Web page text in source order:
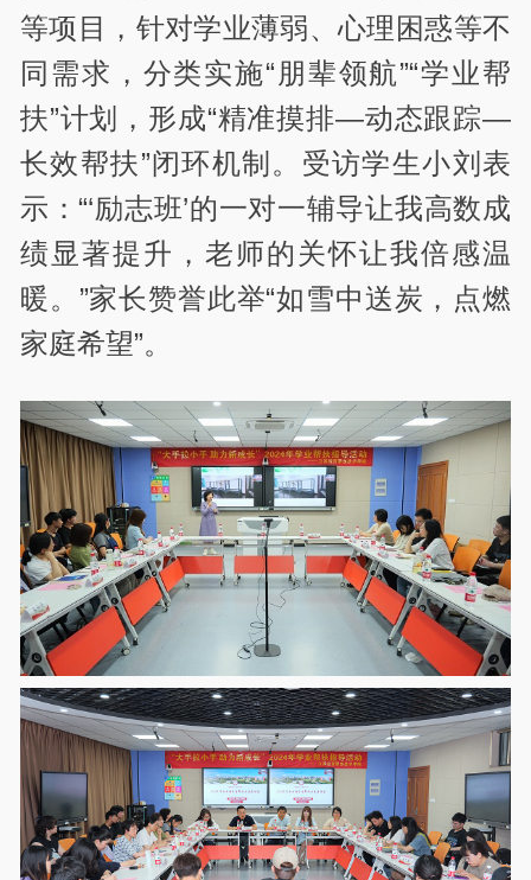
等项目，针对学业薄弱、心理困惑等不
同需求，分类实施“朋辈领航”“学业帮
扶”计划，形成“精准摸排—动态跟踪—
长效帮扶”闭环机制。受访学生小刘表
示：“‘励志班’的一对一辅导让我高数成
绩显著提升，老师的关怀让我倍感温
暖。”家长赞誉此举“如雪中送炭，点燃
家庭希望”。